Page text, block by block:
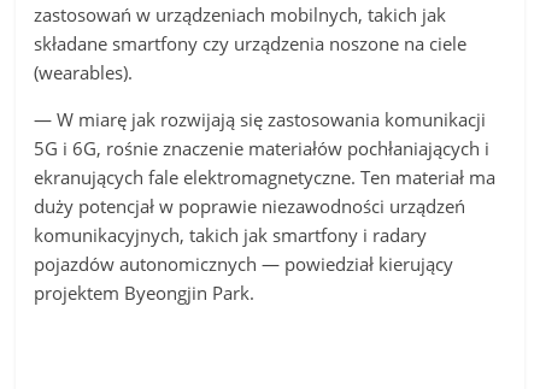
zastosowań w urządzeniach mobilnych, takich jak
składane smartfony czy urządzenia noszone na ciele
(wearables).
— W miarę jak rozwijają się zastosowania komunikacji
5G i 6G, rośnie znaczenie materiałów pochłaniających i
ekranujących fale elektromagnetyczne. Ten materiał ma
duży potencjał w poprawie niezawodności urządzeń
komunikacyjnych, takich jak smartfony i radary
pojazdów autonomicznych — powiedział kierujący
projektem Byeongjin Park.